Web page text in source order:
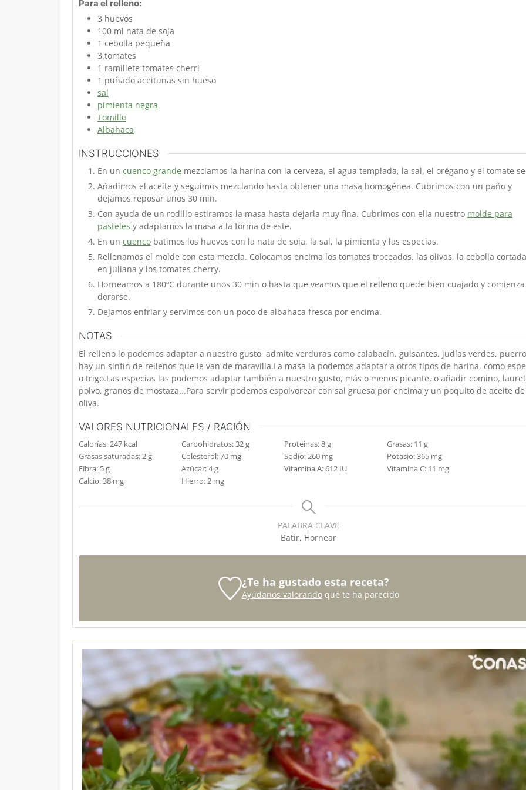
Para el relleno:
3 huevos
100 ml nata de soja
1 cebolla pequeña
3 tomates
1 ramillete tomates cherri
1 puñado aceitunas sin hueso
sal
pimienta negra
Tomillo
Albahaca
INSTRUCCIONES
En un cuenco grande mezclamos la harina con la cerveza, el agua templada, la sal, el orégano y el tomate
Añadimos el aceite y seguimos mezclando hasta obtener una masa homogénea. Cubrimos con un paño y
dejamos reposar unos 30 min.
Con ayuda de un rodillo estiramos la masa hasta dejarla muy fina. Cubrimos con ella nuestro molde para
pasteles y adaptamos la masa a la forma de este.
En un cuenco batimos los huevos con la nata de soja, la sal, la pimienta y las especias.
Rellenamos el molde con esta mezcla. Colocamos encima los tomates troceados, las olivas, la cebolla cortada
en juliana y los tomates cherry.
Horneamos a 180ºC durante unos 30 min o hasta que veamos que el relleno quede bien cuajado y
dorarse.
Dejamos enfriar y servimos con un poco de albahaca fresca por encima.
NOTAS
El relleno lo podemos adaptar a nuestro gusto, admite verduras como calabacín, guisantes, judías verdes,
hay un sinfín de rellenos que le van de maravilla.La masa la podemos adaptar a otros tipos de harina, como
o trigo.Las especias las podemos adaptar también a nuestro gusto, más o menos picante, o añadir comino,
polvo, granos de mostaza...Para servir podemos espolvorear con sal gruesa por encima y un poquito de aceite de
oliva.
VALORES NUTRICIONALES / RACIÓN
Calorías:247 kcal Carbohidratos:32g Proteinas:8g Grasas: 11 g
Grasas saturadas:2g Colesterol:70 mg Sodio:260 mg Potasio:365 mg
Fibra: 5g Azúcar:4g Vitamina A:612 IU Vitamina C: 11 mg
Calcio:38 mg Hierro:2 mg
PALABRA CLAVE
Batir, Hornear
¿Te ha gustado esta receta?
Ayúdanos valorandoqué te ha parecido